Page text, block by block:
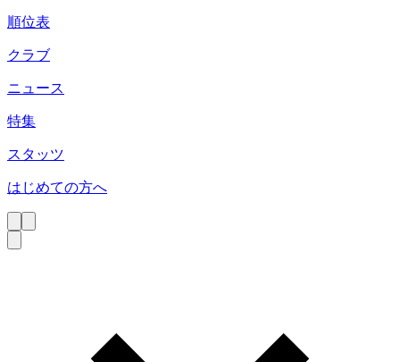
順位表
クラブ
ニュース
特集
スタッツ
はじめての方へ